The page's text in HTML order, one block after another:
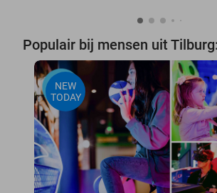
Populair bij mensen uit Tilburg:
NEW
TODAY